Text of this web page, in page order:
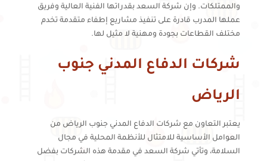
والممتلكات. وإن شركة السعد بقدراتها الفنية العالية وفريق
عملها المدرب قادرة على تنفيذ مشاريع إطفاء متقدمة تخدم
مختلف القطاعات بجودة ومهنية لا مثيل لها.
شركات الدفاع المدني جنوب
الرياض
يعتبر التعاون مع شركات الدفاع المدني جنوب الرياض من
العوامل الأساسية للامتثال للأنظمة المحلية في مجال
السلامة، وتأتي شركة السعد في مقدمة هذه الشركات بفضل